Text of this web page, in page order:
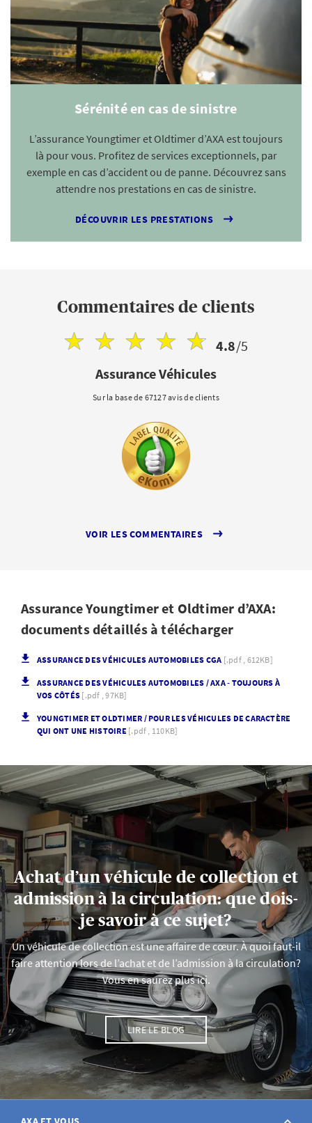
Sérénité en cas de sinistre
L’assurance Youngtimer et Oldtimer d’AXA est toujours
là pour vous. Profitez de services exceptionnels, par
exemple en cas d’accident ou de panne. Découvrez sans
attendre nos prestations en cas de sinistre.
DÉCOUVRIR LES PRESTATIONS
Commentaires de clients
4.8/5
Assurance Véhicules
Sur la base de 67127 avis de clients
VOIR LES COMMENTAIRES
Assurance Youngtimer et Oldtimer d’AXA:
documents détaillés à télécharger
ASSURANCE DES VÉHICULES AUTOMOBILES CGA [.pdf , 612KB]
ASSURANCE DES VÉHICULES AUTOMOBILES / AXA - TOUJOURS À
VOS CÔTÉS [.pdf , 97KB]
YOUNGTIMER ET OLDTIMER / POUR LES VÉHICULES DE CARACTÈRE
QUI ONT UNE HISTOIRE [.pdf , 110KB]
Achat d’un véhicule de collection et
admission à la circulation: que dois-
je savoir à ce sujet?
Un véhicule de collection est une affaire de cœur. À quoi faut-il
faire attention lors de l’achat et de l’admission à la circulation?
Vous en saurez plus ici.
LIRE LE BLOG